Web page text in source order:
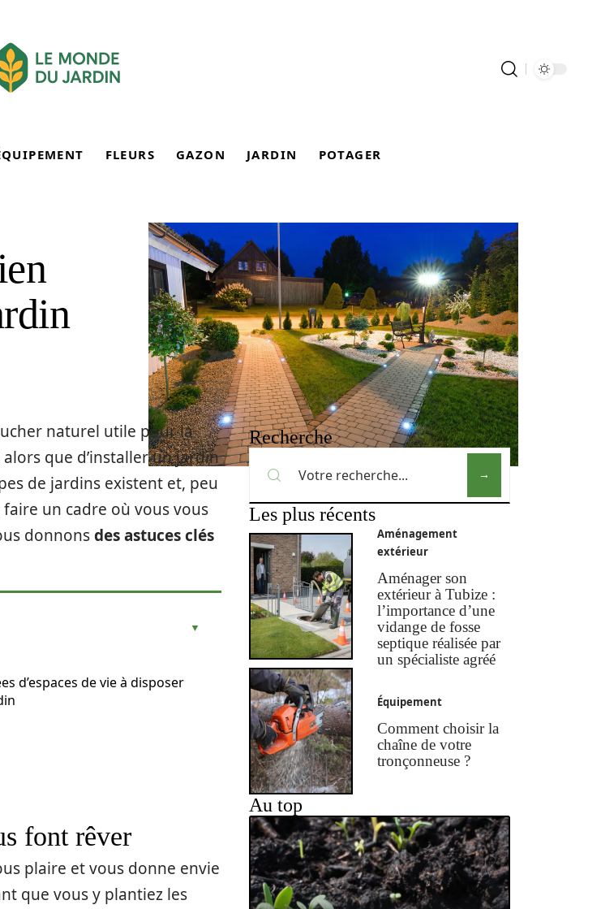
FLEURS GAZON JARDIN POTAGER
naturel utile pour la
que d’installer un jardin
de jardins existent et, peu
un cadre où vous vous
donnonsdes astuces clés
d’espaces de vie à disposer
font rêver
plaire et vous donne envie
que vous y plantiez les
Recherche
Les plus récents
Aménagement
extérieur
Aménager son
extérieur à Tubize :
l’importance d’une
vidange de fosse
septique réalisée par
un spécialiste agréé
Équipement
Comment choisir la
chaîne de votre
tronçonneuse ?
Au top